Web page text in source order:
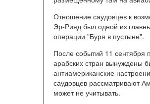
Отношение саудовцев к
Эр-Рияд был одной из
операции "Буря в пустыне".
После событий 11 сентября
арабских стран вынуждены
антиамериканские
саудовцев рассматривают
может не учитывать.